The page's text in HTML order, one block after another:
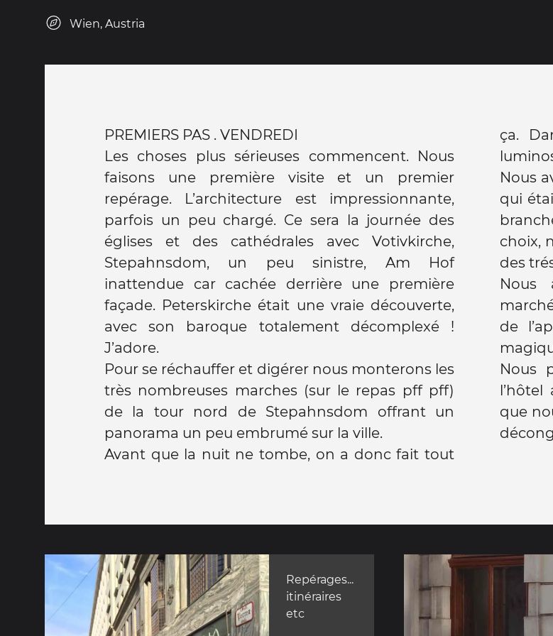
Wien, Austria
PREMIERS PAS . VENDREDI
Les choses plus sérieuses commencent. Nous
faisons une première visite et un premier
repérage. L’architecture est impressionnante,
parfois un peu chargé. Ce sera la journée des
églises et des cathédrales avec Votivkirche,
Stepahnsdom, un peu sinistre, Am Hof
inattendue car cachée derrière une première
façade. Peterskirche était une vraie découverte,
avec son baroque totalement décomplexé !
J’adore.
Pour se réchauffer et digérer nous monterons les
très nombreuses marches (sur le repas pff pff)
de la tour nord de Stepahnsdom offrant un
panorama un peu embrumé sur la ville.
Avant que la nuit ne tombe, on a donc fait tout
ça.
Nous
qui
choix,
des
Nous
de
Nous
que
Repérages...
itinéraires
etc